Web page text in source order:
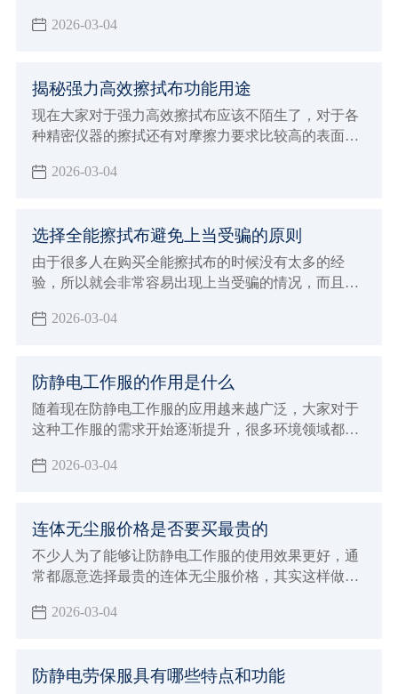
的使用体验能够发挥出更好的功能性，大众消费者在
景非常广阔，但是竞争力也是非常激烈，如果想要得
到大众消费者的支持和认可，并且能够给予非常高的
好评，一定要注意下面这些提高竞争力的方法。
2026-03-04
揭秘强力高效擦拭布功能用途
现在大家对于强力高效擦拭布应该不陌生了，对于各
种精密仪器的擦拭还有对摩擦力要求比较高的表面擦
磨损和划痕，自然就可以让清洁的效果更加彻底
2026-03-04
选择全能擦拭布避免上当受骗的原则
由于很多人在购买全能擦拭布的时候没有太多的经
验，所以就会非常容易出现上当受骗的情况，而且现
牌也开始层出不穷，所以规格型号那边也开始更加多
介绍一下，进行购买全能擦拭布过程中如何避免上当
受骗？该注意哪些非常重要的原则和标准呢。
2026-03-04
防静电工作服的作用是什么
随着现在防静电工作服的应用越来越广泛，大家对于
这种工作服的需求开始逐渐提升，很多环境领域都需
防静电效果，例如生产加工食品以及药品的行业，还
2026-03-04
连体无尘服价格是否要买最贵的
不少人为了能够让防静电工作服的使用效果更好，通
常都愿意选择最贵的连体无尘服价格，其实这样做的
2026-03-04
防静电劳保服具有哪些特点和功能